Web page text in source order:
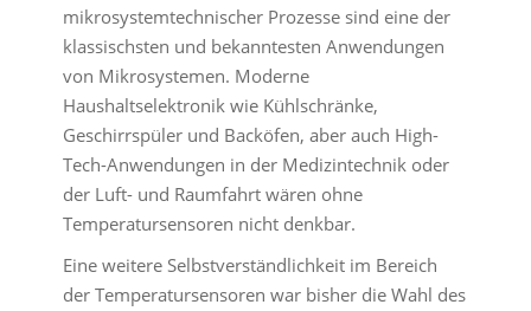
mikrosystemtechnischer Prozesse sind eine der
klassischsten und bekanntesten Anwendungen
von Mikrosystemen. Moderne
Haushaltselektronik wie Kühlschränke,
Geschirrspüler und Backöfen, aber auch High-
Tech-Anwendungen in der Medizintechnik oder
der Luft- und Raumfahrt wären ohne
Temperatursensoren nicht denkbar.
Eine weitere Selbstverständlichkeit im Bereich
der Temperatursensoren war bisher die Wahl des